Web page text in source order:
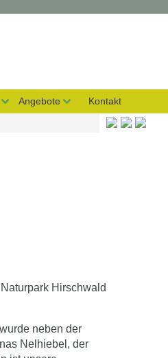
Angebote Kontakt
Hirschwald
neben der
Nelhiebel, der